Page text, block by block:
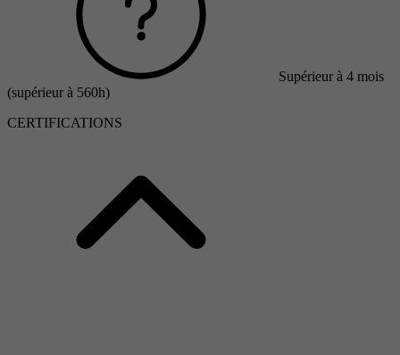
Supérieur à 4 mois
(supérieur à 560h)
CERTIFICATIONS